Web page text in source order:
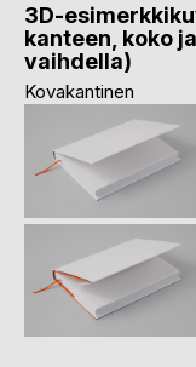
3D-
kanteen, koko
vaihdella)
Kovakantinen